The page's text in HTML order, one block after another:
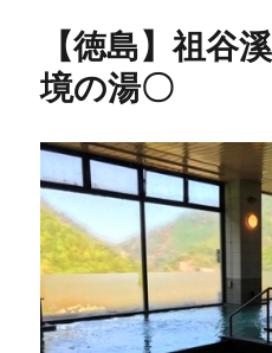
【徳島】祖谷
境の湯〇